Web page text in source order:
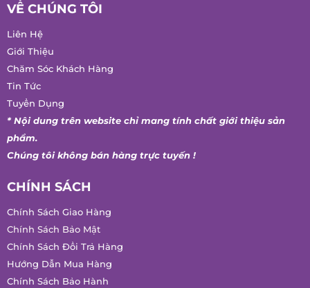
VỀ CHÚNG TÔI
Liên Hệ
Giới Thiệu
Chăm Sóc Khách Hàng
Tin Tức
Tuyển Dụng
* Nội dung trên website chỉ mang tính chất giới thiệu sản
phẩm.
Chúng tôi không bán hàng trực tuyến !
CHÍNH SÁCH
Chính Sách Giao Hàng
Chính Sách Bảo Mật
Chính Sách Đổi Trả Hàng
Hướng Dẫn Mua Hàng
Chính Sách Bảo Hành